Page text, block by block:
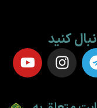
کنید